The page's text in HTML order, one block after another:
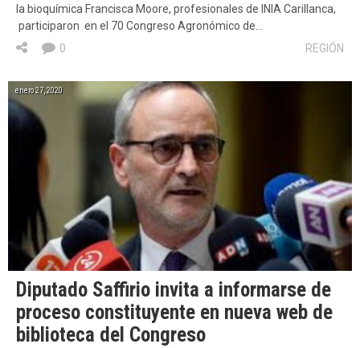
la bioquímica Francisca Moore, profesionales de INIA Carillanca,
participaron en el 70 Congreso Agronómico de…
REGIÓN
0
enero 27, 2020
Diputado Saffirio invita a informarse de
proceso constituyente en nueva web de
biblioteca del Congreso